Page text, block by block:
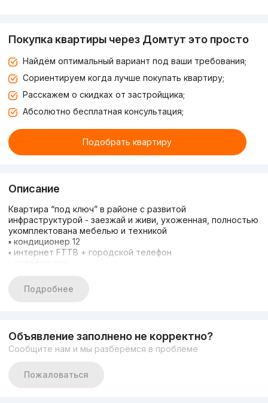
Покупка квартиры через Домтут это просто
Найдём оптимальный вариант под ваши требования;
Сориентируем когда лучше покупать квартиру;
Расскажем о скидках от застройщика;
Абсолютно бесплатная консультация;
Подобрать квартиру
Описание
Квартира “под ключ” в районе с развитой
инфраструктурой - заезжай и живи, ухоженная, полностью
укомплектована мебелью и техникой
▪ кондиционер 12
▪ интернет FTTB + городской телефон
▪ 2 телевизора (50″, 32″)
▪ полностью оборудованная кухня.
пешком. Зелёный и благоустроенный район.
Дополнительные преимущества:
Есть потенциал перепланировки в 3х комнатную!!!
Подробнее
Объявление заполнено не корректно?
Сообщите нам и мы разберёмся в проблеме
Пожаловаться